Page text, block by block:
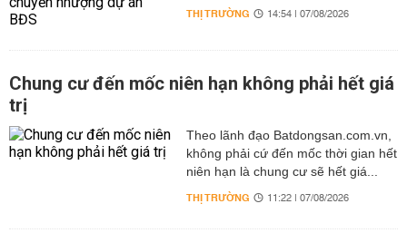
THỊ TRƯỜNG 14:54 | 07/08/2026
Chung cư đến mốc niên hạn không phải hết giá
trị
Theo lãnh đạo Batdongsan.com.vn,
không phải cứ đến mốc thời gian hết
niên hạn là chung cư sẽ hết giá...
THỊ TRƯỜNG 11:22 | 07/08/2026